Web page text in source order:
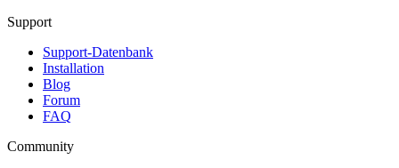
Support
Support-Datenbank
Installation
Blog
Forum
FAQ
Community